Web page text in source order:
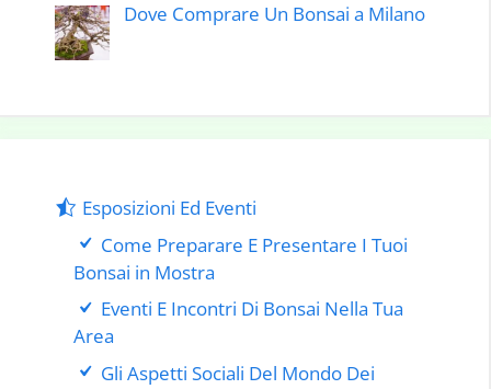
Dove Comprare Un Bonsai a Milano
Esposizioni Ed Eventi
Come Preparare E Presentare I Tuoi
Bonsai in Mostra
Eventi E Incontri Di Bonsai Nella Tua
Area
Gli Aspetti Sociali Del Mondo Dei